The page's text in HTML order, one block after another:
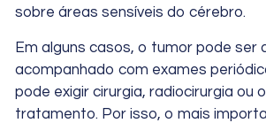
sobre áreas sensíveis do cérebro.
Em alguns casos, o tumor pode ser
acompanhado com exames
pode exigir cirurgia, radiocirurgia ou
tratamento. Por isso, o mais